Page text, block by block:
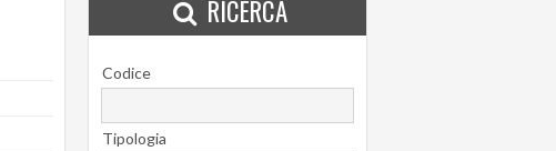
RICERCA
Codice
Tipologia